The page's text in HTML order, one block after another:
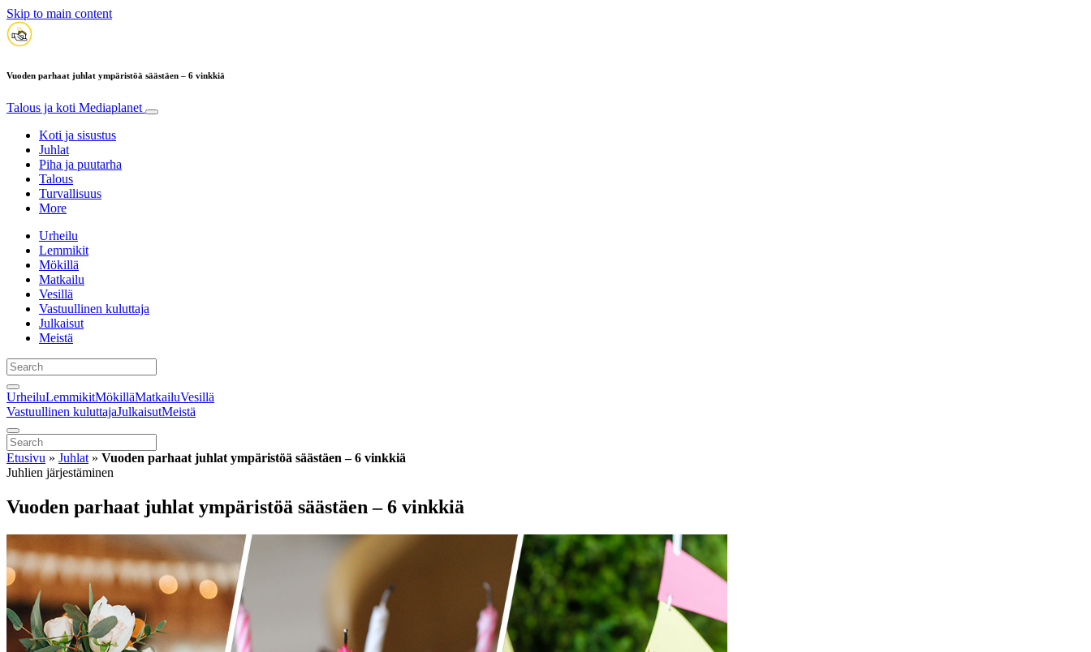
Skip to main content
Vuoden parhaat juhlat ympäristöä säästäen – 6 vinkkiä
Talous ja koti Mediaplanet
Koti ja sisustus
Juhlat
Piha ja puutarha
Talous
Turvallisuus
More
Urheilu
Lemmikit
Mökillä
Matkailu
Vesillä
Vastuullinen kuluttaja
Julkaisut
Meistä
UrheiluLemmikitMökilläMatkailuVesillä
Vastuullinen kuluttajaJulkaisutMeistä
Etusivu » Juhlat » Vuoden parhaat juhlat ympäristöä säästäen – 6 vinkkiä
Juhlien järjestäminen
Vuoden parhaat juhlat ympäristöä säästäen – 6 vinkkiä